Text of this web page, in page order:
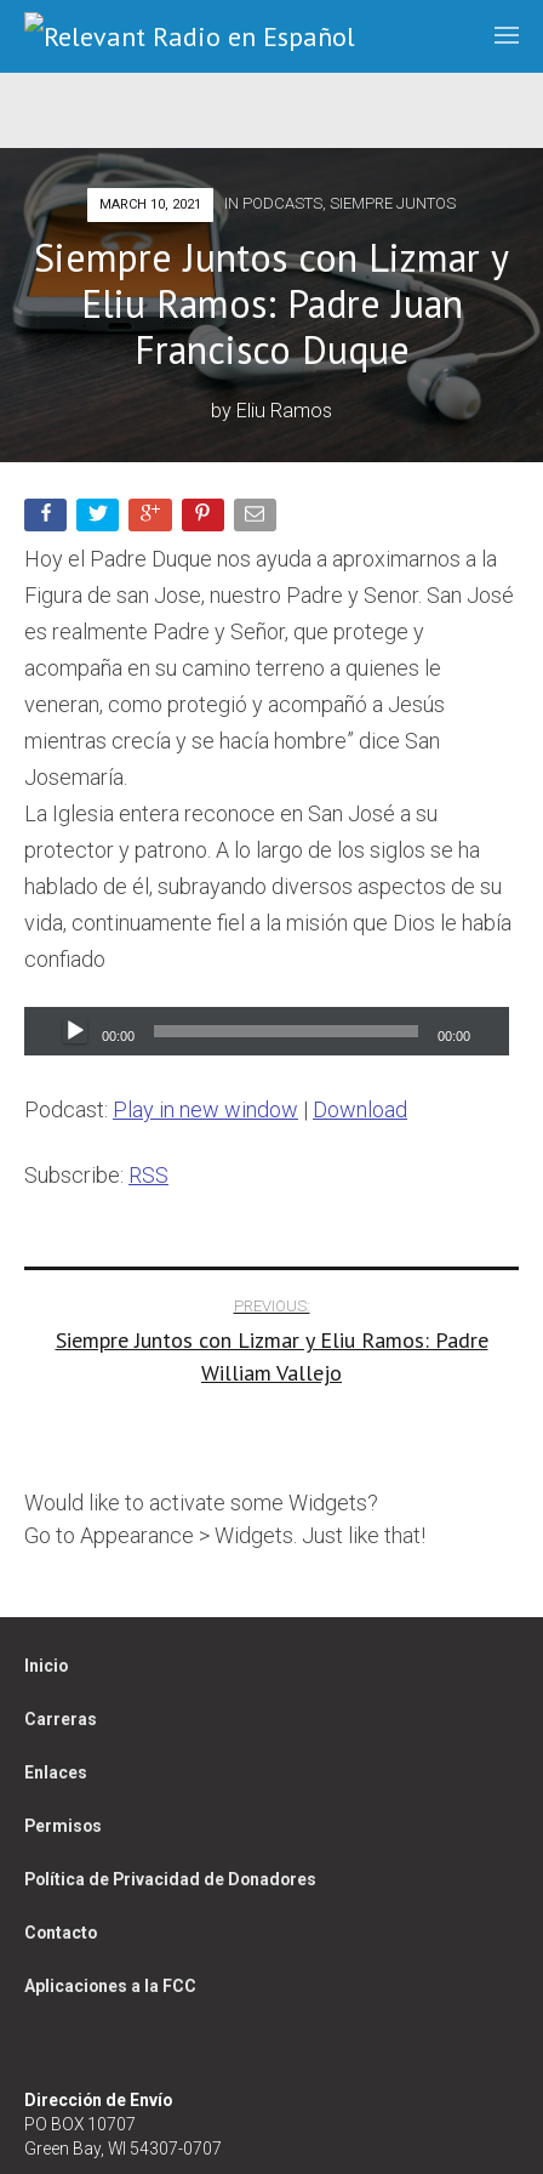
MARCH 10, 2021 IN PODCASTS, SIEMPRE JUNTOS
Siempre Juntos con Lizmar y
Eliu Ramos: Padre Juan
Francisco Duque
by Eliu Ramos
Hoy el Padre Duque nos ayuda a aproximarnos a la
Figura de san Jose, nuestro Padre y Senor. San José
es realmente Padre y Señor, que protege y
acompaña en su camino terreno a quienes le
veneran, como protegió y acompañó a Jesús
mientras crecía y se hacía hombre” dice San
Josemaría.
La Iglesia entera reconoce en San José a su
protector y patrono. A lo largo de los siglos se ha
hablado de él, subrayando diversos aspectos de su
vida, continuamente fiel a la misión que Dios le había
confiado
Audio
Player
00:00 00:00
Podcast: Play in new window | Download
Subscribe: RSS
navigation
PREVIOUS:
Siempre Juntos con Lizmar y Eliu Ramos: Padre
William Vallejo
Would like to activate some Widgets?
Go to Appearance > Widgets. Just like that!
Inicio
Carreras
Enlaces
Permisos
Política de Privacidad de Donadores
Contacto
Aplicaciones a la FCC
Dirección de Envío
PO BOX 10707
Green Bay, WI 54307-0707